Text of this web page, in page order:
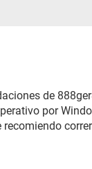
de
por